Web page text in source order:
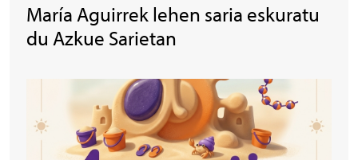
María Aguirrek lehen saria eskuratu
du Azkue Sarietan